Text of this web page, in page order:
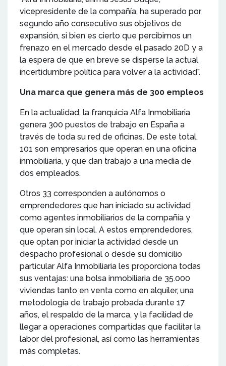
vicepresidente de la compañía, ha superado por
segundo año consecutivo sus objetivos de
expansión, si bien es cierto que percibimos un
frenazo en el mercado desde el pasado 20D y a
la espera de que en breve se disperse la actual
incertidumbre política para volver a la actividad”.
Una marca que genera más de 300 empleos
En la actualidad, la franquicia Alfa Inmobiliaria
genera 300 puestos de trabajo en España a
través de toda su red de oficinas. De este total,
101 son empresarios que operan en una oficina
inmobiliaria, y que dan trabajo a una media de
dos empleados.
Otros 33 corresponden a autónomos o
emprendedores que han iniciado su actividad
como agentes inmobiliarios de la compañía y
que operan sin local. A estos emprendedores,
que optan por iniciar la actividad desde un
despacho profesional o desde su domicilio
particular Alfa Inmobiliaria les proporciona todas
sus ventajas: una bolsa inmobiliaria de 35.000
viviendas tanto en venta como en alquiler, una
metodología de trabajo probada durante 17
años, el respaldo de la marca, y la facilidad de
llegar a operaciones compartidas que facilitar la
labor del profesional, así como las herramientas
más completas.